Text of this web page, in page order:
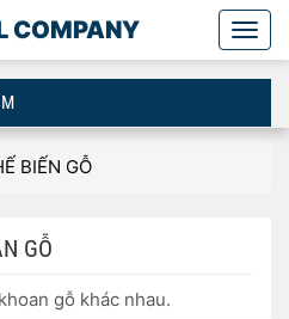
COMPANY
BIẾN GỖ
GỖ
gỗ khác nhau.